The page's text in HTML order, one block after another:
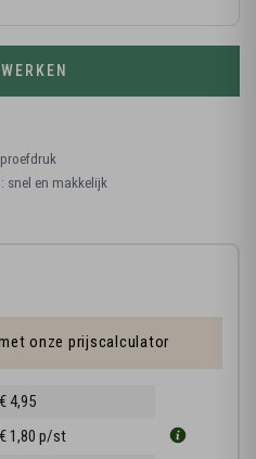
snel en makkelijk
onze prijscalculator
4,95
1,80 p/st